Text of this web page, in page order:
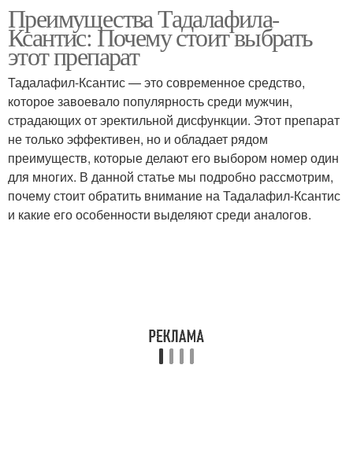
Преимущества Тадалафила-
Ксантис: Почему стоит выбрать
этот препарат
Тадалафил-Ксантис — это современное средство,
которое завоевало популярность среди мужчин,
страдающих от эректильной дисфункции. Этот препарат
не только эффективен, но и обладает рядом
преимуществ, которые делают его выбором номер один
для многих. В данной статье мы подробно рассмотрим,
почему стоит обратить внимание на Тадалафил-Ксантис
и какие его особенности выделяют среди аналогов.